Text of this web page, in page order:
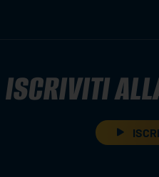
ISCRIVITI